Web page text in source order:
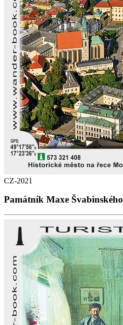
CZ-2021
Památník Maxe Švabinského